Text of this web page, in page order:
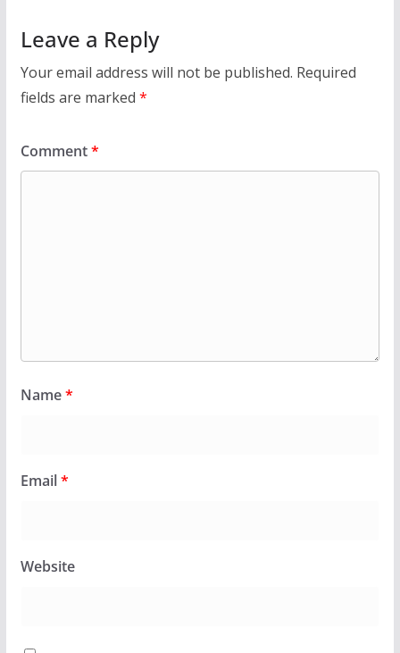
Leave a Reply
Your email address will not be published. Required
fields are marked *
Comment*
Name*
Email*
Website